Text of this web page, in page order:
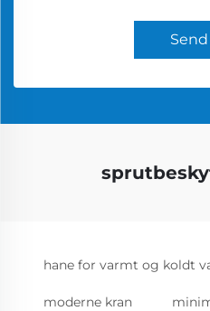
hane for varmt og koldt
moderne kran